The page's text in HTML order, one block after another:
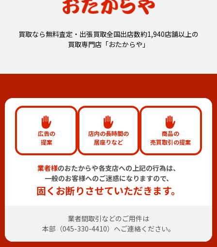
買取なら無料査定・出張買取全国出店数約1,940店舗以上の
買取専門店「おたからや」
広告の
提案
店内の長時間の
居座りなど
商品の
売買取引の提案
業者様のおたからや各支店への上記の行為は、
一般のお客様へのご迷惑になりますので、
固くお断りさせていただきます。
業者間取引などのご用件は
本部（045-330-4410）へご連絡ください。